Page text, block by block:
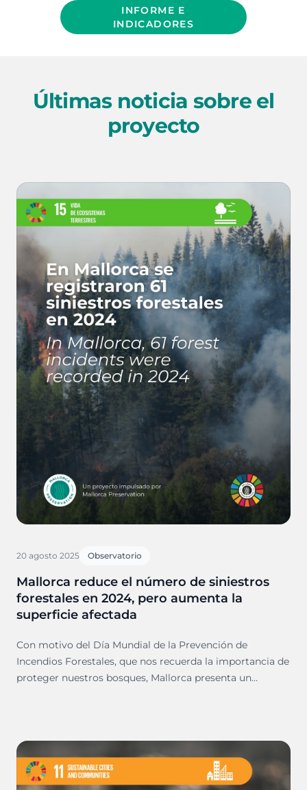
INFORME E
INDICADORES
Últimas noticia sobre el
proyecto
20 agosto 2025 Observatorio
Mallorca reduce el número de siniestros
forestales en 2024, pero aumenta la
superficie afectada
Con motivo del Día Mundial de la Prevención de
Incendios Forestales, que nos recuerda la importancia de
proteger nuestros bosques, Mallorca presenta un